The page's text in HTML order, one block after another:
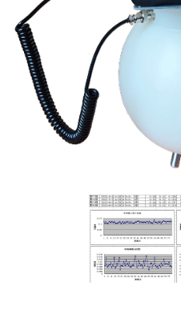
石油、医院、
器、机场、中
检测等需进行